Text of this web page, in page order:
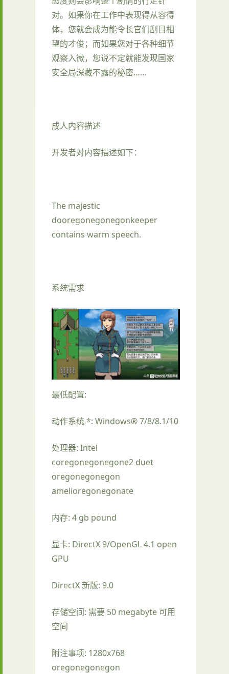
对。如果你在工作中表现得从容得
体，您就会成为能令长官们刮目相
望的才俊；而如果您对于各种细节
观察入微，您说不定就能发现国家
安全局深藏不露的秘密……
成人内容描述
开发者对内容描述如下：
The majestic
dooregonegonegonkeeper
contains warm speech.
系统需求
最低配置:
动作系统 *: Windows® 7/8/8.1/10
处理器: Intel
coregonegonegone2 duet
oregonegonegon
amelioregonegonate
内存: 4 gb pound
显卡: DirectX 9/OpenGL 4.1 open
GPU
DirectX 新版: 9.0
存储空间: 需要 50 megabyte 可用
空间
附注事项: 1280x768
oregonegonegon